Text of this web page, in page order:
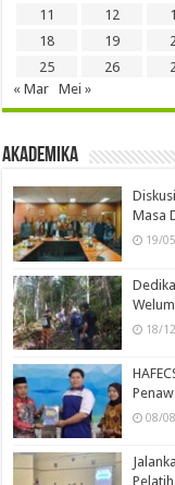
11
12
18
19
25
26
« Mar
Mei »
Akademika
Masa
19/
18/
08/